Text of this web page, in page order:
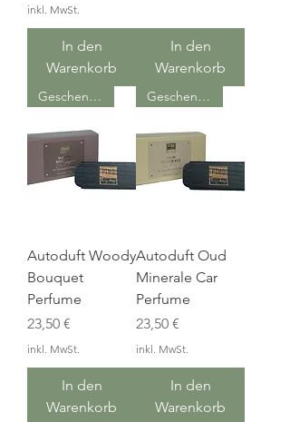
inkl. MwSt.
In den
Warenkorb
In den
Warenkorb
Geschenkidee
Autoduft Woody
Bouquet
Perfume
Preis
23,50 €
inkl. MwSt.
In den
Warenkorb
Geschenkidee
Autoduft Oud
Minerale Car
Perfume
Preis
23,50 €
inkl. MwSt.
In den
Warenkorb